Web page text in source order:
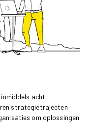
acht
strategietrajecten
om oplossingen